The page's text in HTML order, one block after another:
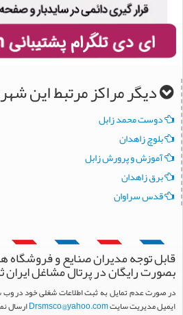
دیگر مراکز مرتبط این
دوست محمد زابل
بلوچ زاهدان
آموزش و پرورش زابل
برق زاهدان
قدس سراوان
قابل توجه مدیران صنایع و فروشگاه
بصورت رایگان در پرتال مشاغل
در صورت عدم تمایل به ثبت اطلاعات شغلی خود در وب
ایمیل مدیریت سایتDrsmsco@yahoo.comارسال